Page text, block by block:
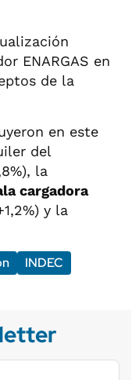
ENARGAS en
de la
en este
del
la
cargadora
y la
INDEC